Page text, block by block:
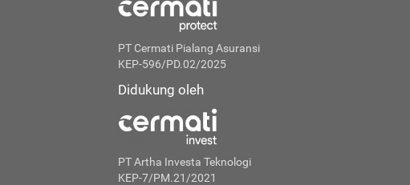
PT Cermati Pialang Asuransi
KEP-596/PD.02/2025
Didukung oleh
PT Artha Investa Teknologi
KEP-7/PM.21/2021